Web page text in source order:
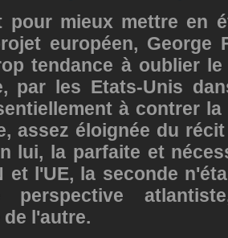
pour mieux mettre en
européen, George
tendance à oublier
par les Etats-Unis
à contrer
assez éloignée du
lui, la parfaite et
et l'UE, la seconde
perspective
l'autre.